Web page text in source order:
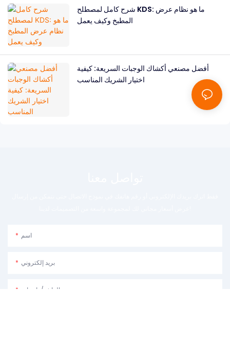
شرح كامل لمصطلح KDS: ما هو نظام عرض
المطبخ وكيف يعمل
أفضل مصنعي أكشاك الوجبات السريعة: كيفية
اختيار الشريك المناسب
اسم
بريد إلكتروني
الهاتف/واتساب